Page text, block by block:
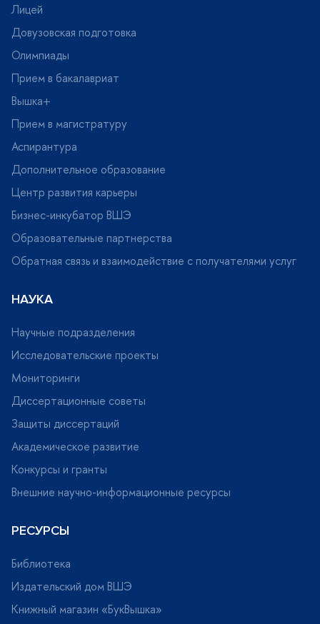
Лицей
Довузовская подготовка
Олимпиады
Прием в бакалавриат
ышка+
Прием в магистратуру
Аспирантура
Дополнительное образование
Центр развития карьеры
Бизнес-инкубатор ВШЭ
Образовательные партнерства
Обратная связь и взаимодействие с получателями услу
НАУКА
Научные подразделения
Исследовательские проекты
Мониторинги
Диссертационные советы
Защиты диссертаций
Академическое развитие
Конкурсы и гранты
нешние научно-информационные ресурсы
РЕСУРСЫ
Библиотека
Издательский дом ВШЭ
Книжный магазин «БукВышка»